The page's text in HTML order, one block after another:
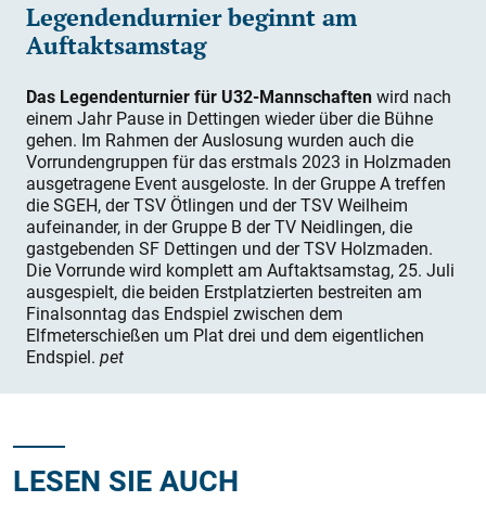
Legendendurnier beginnt am
Auftaktsamstag
Das Legendenturnier für U32-Mannschaftenwird nach
einem Jahr Pause in Dettingen wieder über die Bühne
gehen. Im Rahmen der Auslosung wurden auch die
Vorrundengruppen für das erstmals 2023 in Holzmaden
ausgetragene Event ausgeloste. In der Gruppe A treffen
die SGEH, der TSV Ötlingen und der TSV Weilheim
aufeinander, in der Gruppe B der TV Neidlingen, die
gastgebenden SF Dettingen und der TSV Holzmaden.
Die Vorrunde wird komplett am Auftaktsamstag, 25. Juli
ausgespielt, die beiden Erstplatzierten bestreiten am
Finalsonntag das Endspiel zwischen dem
Elfmeterschießen um Plat drei und dem eigentlichen
Endspiel. pet
LESEN SIE AUCH